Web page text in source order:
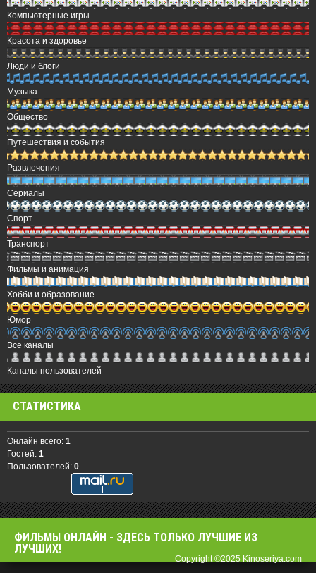
Компьютерные игры
Красота и здоровье
Люди и блоги
Музыка
Общество
Путешествия и события
Развлечения
Сериалы
Спорт
Транспорт
Фильмы и анимация
Хобби и образование
Юмор
Все каналы
Каналы пользователей
СТАТИСТИКА
Онлайн всего: 1
Гостей: 1
Пользователей: 0
ФИЛЬМЫ OНЛАЙН - ЗДЕСЬ ТОЛЬКО ЛУЧШИЕ ИЗ
ЛУЧШИХ!
Copyright ©2025 Kinoseriya.com